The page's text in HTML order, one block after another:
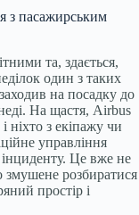
з пасажирським
та, здається,
один з таких
на посадку до
На щастя, Airbus
з екіпажу чи
управління
Це вже не
змушене розбиратися
простір і